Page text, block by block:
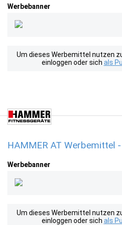
Werbebanner
Um dieses Werbemittel nutzen
einloggen oder sich als
HAMMER AT Werbemittel
Werbebanner
Um dieses Werbemittel nutzen
einloggen oder sich als